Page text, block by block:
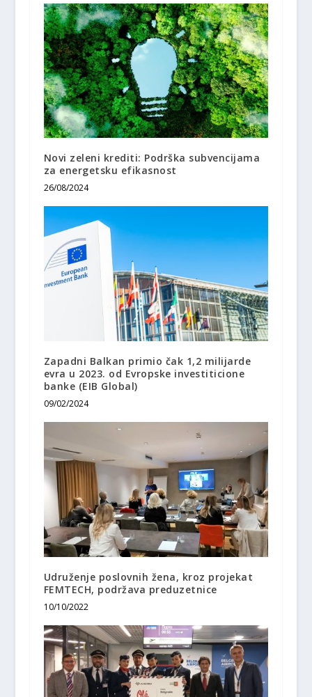
Novi zeleni krediti: Podrška subvencijama
za energetsku efikasnost
26/08/2024
Zapadni Balkan primio čak 1,2 milijarde
evra u 2023. od Evropske investiticione
banke (EIB Global)
09/02/2024
Udruženje poslovnih žena, kroz projekat
FEMTECH, podržava preduzetnice
10/10/2022